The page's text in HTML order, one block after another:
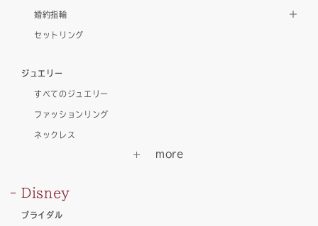
婚約指輪
セットリング
ジュエリー
すべてのジュエリー
ファッションリング
ネックレス
Disney
ブライダル